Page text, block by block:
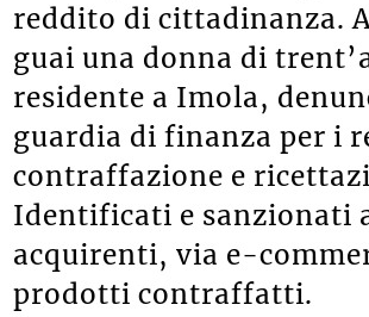
reddito di cittadinanza.
guai una donna di
residente a Imola,
guardia di finanza per i
contraffazione e
Identificati e sanzionati
acquirenti, via e-
prodotti contraffatti.